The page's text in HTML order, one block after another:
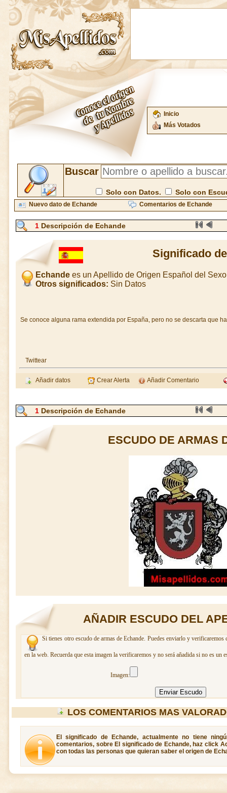
Inicio
Más Votados
Buscar
Solo con Datos. Solo con
Nuevo dato de Echande Comentarios de Echande
1 Descripción de Echande
Significado
Echandees un Apellido de Origen Español del
Otros significados: Sin Datos
Se conoce alguna rama extendida por España, pero no se descarta que
Twittear
Añadir datos Crear Alerta Añadir Comentario
1 Descripción de Echande
ESCUDO DE ARMAS
AÑADIR ESCUDO DEL
Si tienes otro escudo de armas de Echande. Puedes enviarlo y
en la web. Recuerda que esta imagen la verificaremos y no será añadida si no es un
Imagen:
LOS COMENTARIOS MAS
El significado de Echande, actualmente no tiene
comentarios, sobre El significado de Echande, haz click
con todas las personas que quieran saber el origen de